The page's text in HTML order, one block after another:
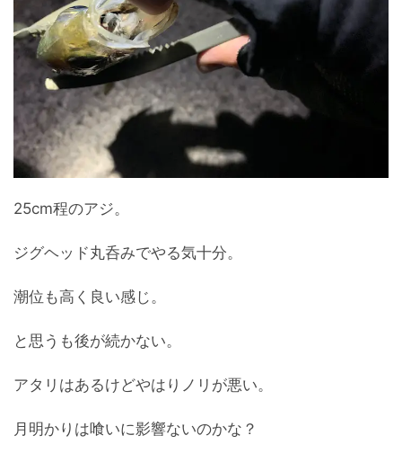
25cm程のアジ。
ジグヘッド丸呑みでやる気十分。
潮位も高く良い感じ。
と思うも後が続かない。
アタリはあるけどやはりノリが悪い。
月明かりは喰いに影響ないのかな？